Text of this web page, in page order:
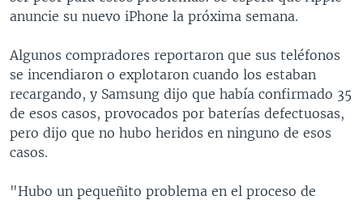
anuncie su nuevo iPhone la próxima semana.
Algunos compradores reportaron que sus teléfonos
se incendiaron o explotaron cuando los estaban
recargando, y Samsung dijo que había confirmado 35
de esos casos, provocados por baterías defectuosas,
pero dijo que no hubo heridos en ninguno de esos
casos.
"Hubo un pequeñito problema en el proceso de